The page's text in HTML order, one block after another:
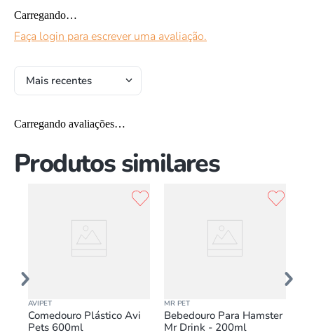
Carregando…
Faça login para escrever uma avaliação.
Mais recentes
Carregando avaliações…
Produtos similares
AVIPET
Comedouro Plástico Avi
Pets 600ml
MR PET
Bebedouro Para Hamster
Mr Drink - 200ml